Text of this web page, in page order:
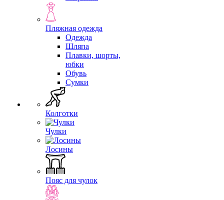
Пляжная одежда
Одежда
Шляпа
Плавки, шорты,
юбки
Обувь
Сумки
Колготки
Чулки
Лосины
Пояс для чулок